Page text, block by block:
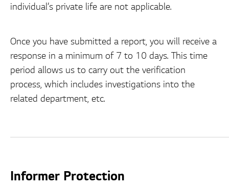
individual’s private life are not applicable.
Once you have submitted a report, you will receive a
response in a minimum of 7 to 10 days. This time
period allows us to carry out the verification
process, which includes investigations into the
related department, etc.
Informer Protection